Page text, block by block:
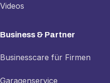
Videos
Business & Partner
Businesscare für Firmen
Garagenservice